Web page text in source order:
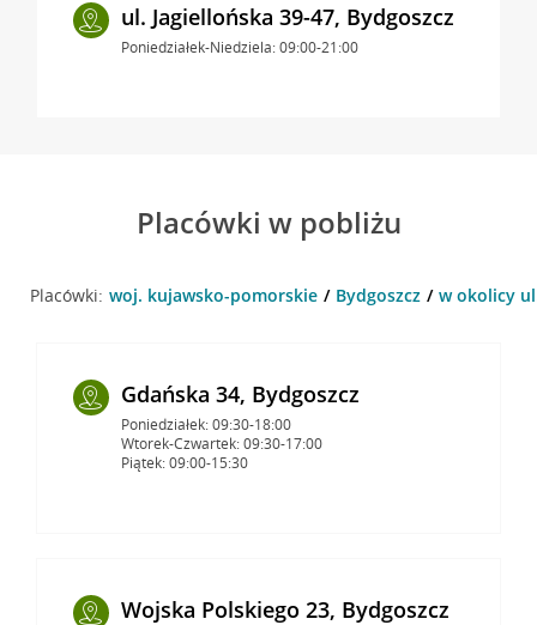
ul. Jagiellońska 39-47, Bydgoszcz
Poniedziałek-Niedziela: 09:00-21:00
Placówki w pobliżu
Placówki: woj. kujawsko-pomorskie Bydgoszcz w okolicy
Gdańska 34, Bydgoszcz
Poniedziałek: 09:30-18:00
Wtorek-Czwartek: 09:30-17:00
Piątek: 09:00-15:30
Wojska Polskiego 23, Bydgoszcz